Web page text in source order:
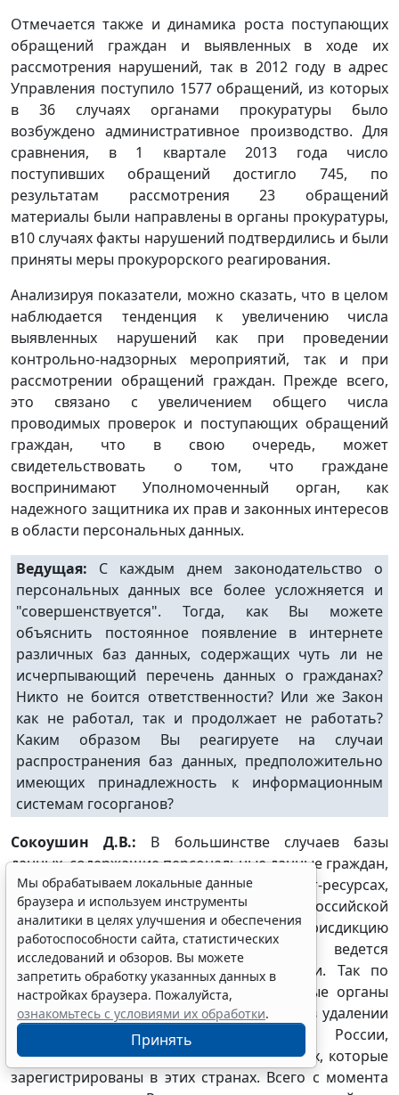
Отмечается также и динамика роста поступающих
обращений граждан и выявленных в ходе их
рассмотрения нарушений, так в 2012 году в адрес
Управления поступило 1577 обращений, из которых
в 36 случаях органами прокуратуры было
возбуждено административное производство. Для
сравнения, в 1 квартале 2013 года число
поступивших обращений достигло 745, по
результатам рассмотрения 23 обращений
материалы были направлены в органы прокуратуры,
в10 случаях факты нарушений подтвердились и были
приняты меры прокурорского реагирования.
Анализируя показатели, можно сказать, что в целом
наблюдается тенденция к увеличению числа
выявленных нарушений как при проведении
контрольно-надзорных мероприятий, так и при
рассмотрении обращений граждан. Прежде всего,
это связано с увеличением общего числа
проводимых проверок и поступающих обращений
граждан, что в свою очередь, может
свидетельствовать о том, что граждане
воспринимают Уполномоченный орган, как
надежного защитника их прав и законных интересов
в области персональных данных.
Ведущая: С каждым днем законодательство о
персональных данных все более усложняется и
"совершенствуется". Тогда, как Вы можете
объяснить постоянное появление в интернете
различных баз данных, содержащих чуть ли не
исчерпывающий перечень данных о гражданах?
Никто не боится ответственности? Или же Закон
как не работал, так и продолжает не работать?
Каким образом Вы реагируете на случаи
распространения баз данных, предположительно
имеющих принадлежность к информационным
системам госорганов?
Сокоушин Д.В.: В большинстве случаев базы
данных, содержащие персональные данные граждан,
размещены на интернет-ресурсах,
зарегистрированных за пределами Российской
Федерации и не подпадающих под юрисдикцию
законодательства РФ. Роскомнадзором ведется
постоянная работа в этом направлении. Так по
запросам Роскомнадзора уполномоченные органы
Украины и Беларуси оказали содействие в удалении
персональных данных граждан России,
размещенных на четырех интернет-сайтах, которые
зарегистрированы в этих странах. Всего с момента
Мы обрабатываем локальные данные
браузера и используем инструменты
аналитики в целях улучшения и обеспечения
работоспособности сайта, статистических
исследований и обзоров. Вы можете
запретить обработку указанных данных в
настройках браузера. Пожалуйста,
ознакомьтесь с условиями их обработки.
Принять